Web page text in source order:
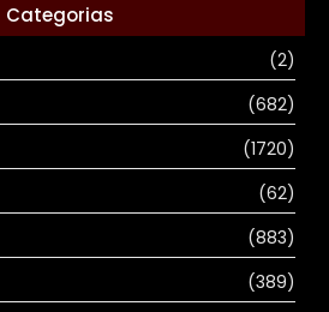
Categorias
(2)
(682)
(1720)
(62)
(883)
(389)